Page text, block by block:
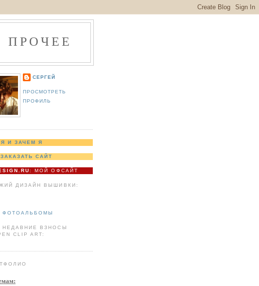
СЕРГЕЙ
ПРОСМОТРЕТЬ
ПРОФИЛЬ
И ЗАЧЕМ Я
САЙТ
: МОЙ ОФСАЙТ
ДИЗАЙН ВЫШИВКИ:
ФОТОАЛЬБОМЫ
НЕДАВНИЕ ВЗНОСЫ
CLIP ART: